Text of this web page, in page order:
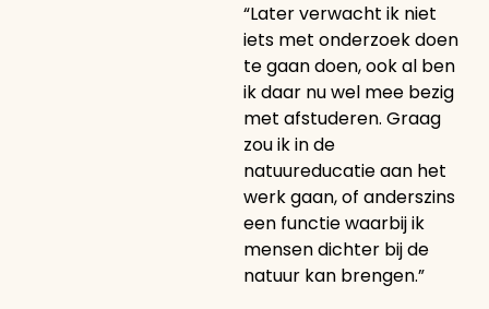
“Later verwacht ik niet
iets met onderzoek doen
te gaan doen, ook al ben
ik daar nu wel mee bezig
met afstuderen. Graag
zou ik in de
natuureducatie aan het
werk gaan, of anderszins
een functie waarbij ik
mensen dichter bij de
natuur kan brengen.”